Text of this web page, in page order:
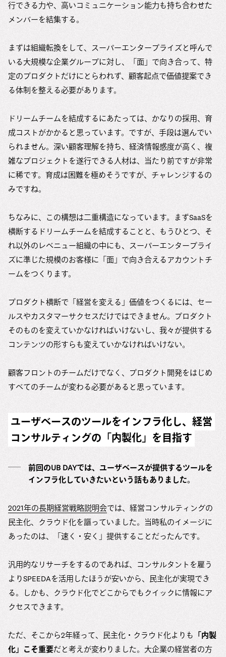
行できる力や、高いコミュニケーション能力も持ち合わせた
メンバーを結集する。
まずは組織転換をして、スーパーエンタープライズと呼んで
いる大規模な企業グループに対し、「面」で向き合って、特
定のプロダクトだけにとらわれず、顧客起点で価値提案でき
る体制を整える必要があります。
ドリームチームを結成するにあたっては、かなりの採用、育
成コストがかかると思っています。ですが、手段は選んでい
られません。深い顧客理解を持ち、経済情報感度が高く、複
雑なプロジェクトを遂行できる人材は、当たり前ですが非常
に稀です。育成は困難を極めそうですが、チャレンジするの
みですね。
ちなみに、この構想は二重構造になっています。まずSaaSを
横断するドリームチームを結成することと、もうひとつ、そ
れ以外のレベニュー組織の中にも、スーパーエンタープライ
ズに準じた規模のお客様に「面」で向き合えるアカウントチ
ームをつくります。
プロダクト横断で「経営を変える」価値をつくるには、セー
ルスやカスタマーサクセスだけではできません。プロダクト
そのものを変えていかなければいけないし、我々が提供する
コンテンツの形すらも変えていかなければいけない。
顧客フロントのチームだけでなく、プロダクト開発をはじめ
すべてのチームが変わる必要があると思っています。
ユーザベースのツールをインフラ化し、経営
コンサルティングの「内製化」を目指す
前回のUB DAYでは、ユーザベースが提供するツールを
インフラ化していきたいという話もありました。
2021年の長期経営戦略説明会では、経営コンサルティングの
民主化、クラウド化を謳っていました。当時私のイメージに
あったのは、「速く・安く」提供することだったんです。
汎用的なリサーチをするのであれば、コンサルタントを雇う
よりSPEEDAを活用したほうが安いから、民主化が実現でき
る。しかも、クラウド化でどこからでもクイックに情報にア
クセスできます。
ただ、そこから2年経って、民主化・クラウド化よりも 「内製
化」こそ重要だと考えが変わりました。大企業の経営者の方